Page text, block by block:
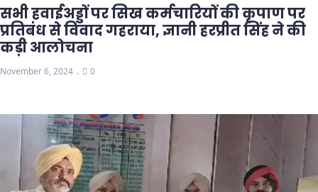
सभी हवाईअड्डों पर सिख कर्मचारियों की कृपाण पर
प्रतिबंध से विवाद गहराया, ज्ञानी हरप्रीत सिंह ने की
कड़ी आलोचना
November 6, 2024 0